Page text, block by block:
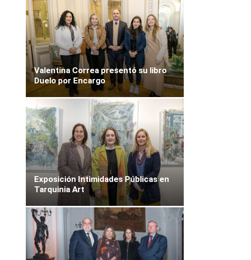
Valentina Correa presentó su libro
Duelo por Encargo
Exposición Intimidades Públicas en
Tarquinia Art